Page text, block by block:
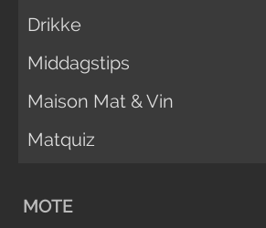
Drikke
Middagstips
Maison Mat & Vin
Matquiz
MOTE